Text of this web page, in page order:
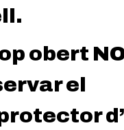
obert
el